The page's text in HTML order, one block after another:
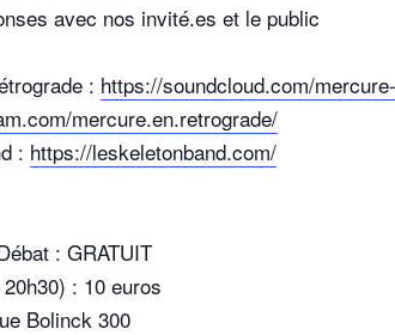
avec nos invité.es et le public
: https://soundcloud.com/
mercure.en.retrograde/
: https://leskeletonband.com/
: GRATUIT
: 10 euros
Bolinck 300